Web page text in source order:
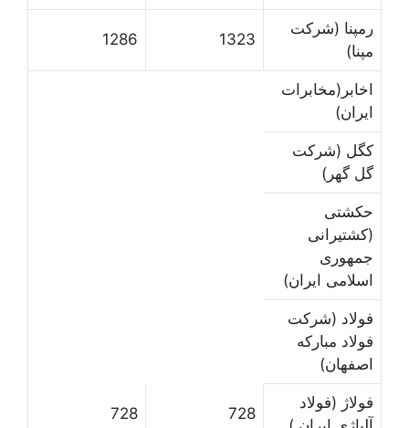
رمپنا (شرکت
مپنا)
1323
1286
اخابر(مخابرات
ایران)
کگل (شرکت
گل گهر)
حکشتی‌
(کشتیرانی
جمهوری
اسلامی ایران)
فولاد (شرکت
فولاد مبارکه
اصفهان)
فولاژ (فولاد
728
728